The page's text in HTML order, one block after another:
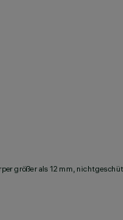
größer als 12 mm, nicht